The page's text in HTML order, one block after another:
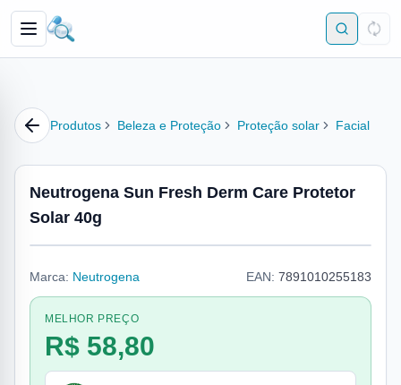
Produtos Beleza e Proteção Proteção solar Facial
Neutrogena Sun Fresh Derm Care Protetor
Solar 40g
Marca: Neutrogena EAN: 7891010255183
MELHOR PREÇO
R$ 58,80